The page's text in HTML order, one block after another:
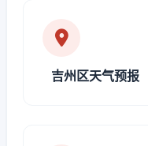
吉州区天气预报